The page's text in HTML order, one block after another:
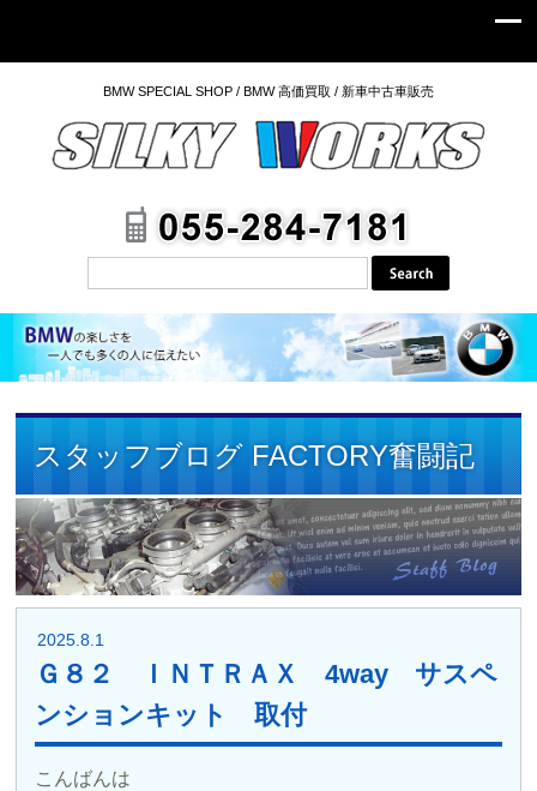
BMW SPECIAL SHOP / BMW 高価買取 / 新車中古車販売
スタッフブログ FACTORY奮闘記
2025.8.1
Ｇ８２ ＩＮＴＲＡＸ 4way サスペ
ンションキット 取付
こんばんは